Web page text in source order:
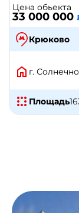
Цена обьекта
33 000 000
Крюково
г.
Площадь